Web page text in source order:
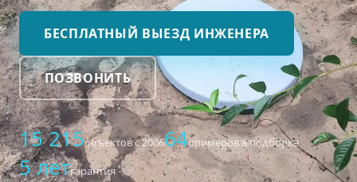
БЕСПЛАТНЫЙ ВЫЕЗД ИНЖЕНЕРА
ПОЗВОНИТЬ
15 215объектов с 200664примеров в подборке
5 летгарантия